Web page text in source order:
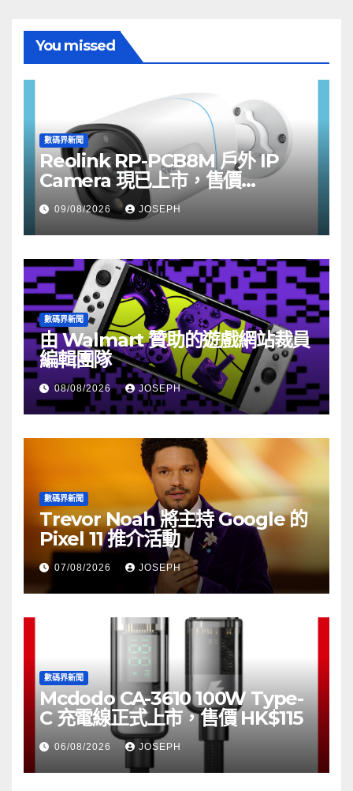
You missed
數碼界新聞
Reolink RP-PCB8M 戶外 IP
Camera 現已上市，售價
HK$722
09/08/2026 JOSEPH
數碼界新聞
由 Walmart 贊助的遊戲網站裁員
編輯團隊
08/08/2026 JOSEPH
數碼界新聞
Trevor Noah 將主持 Google 的
Pixel 11 推介活動
07/08/2026 JOSEPH
數碼界新聞
Mcdodo CA-3610 100W Type-
C 充電線正式上市，售價 HK$115
06/08/2026 JOSEPH